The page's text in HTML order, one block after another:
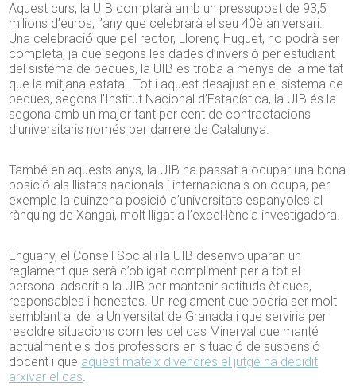
Aquest curs, la UIB comptarà amb un pressupost de 93,5
milions d’euros, l’any que celebrarà el seu 40è aniversari.
Una celebració que pel rector, Llorenç Huguet, no podrà ser
completa, ja que segons les dades d’inversió per estudiant
del sistema de beques, la UIB es troba a menys de la meitat
que la mitjana estatal. Tot i aquest desajust en el sistema de
beques, segons l’Institut Nacional d’Estadística, la UIB és la
segona amb un major tant per cent de contractacions
d’universitaris només per darrere de Catalunya.
També en aquests anys, la UIB ha passat a ocupar una bona
posició als llistats nacionals i internacionals on ocupa, per
exemple la quinzena posició d’universitats espanyoles al
rànquing de Xangai, molt lligat a l’excel·lència investigadora.
Enguany, el Consell Social i la UIB desenvoluparan un
reglament que serà d’obligat compliment per a tot el
personal adscrit a la UIB per mantenir actituds ètiques,
responsables i honestes. Un reglament que podria ser molt
semblant al de la Universitat de Granada i que serviria per
resoldre situacions com les del cas Minerval que manté
actualment els dos professors en situació de suspensió
docent i que aquest mateix divendres el jutge ha decidit
arxivar el cas.